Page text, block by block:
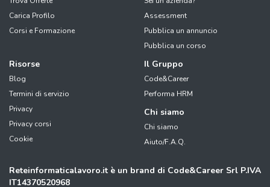
Carica Profilo
Corsi e Formazione
Assessment
Pubblica un annuncio
Pubblica un corso
Risorse
Blog
Termini di servizio
Privacy
Privacy corsi
Cookie
Il Gruppo
Code&Career
Performa HRM
Chi siamo
Chi siamo
Aiuto/F.A.Q.
Reteinformaticalavoro.it è un brand di Code&Career Srl P.IVA
IT14370520968